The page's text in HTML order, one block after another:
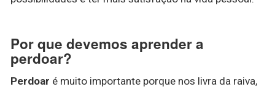
Por que devemos aprender a
perdoar?
Perdoar é muito importante porque nos livra da raiva,